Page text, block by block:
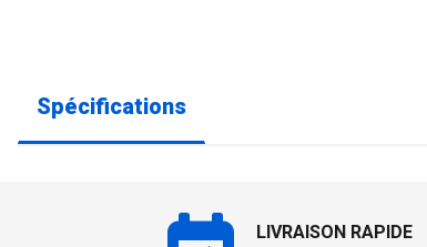
Spécifications
LIVRAISON RAPIDE